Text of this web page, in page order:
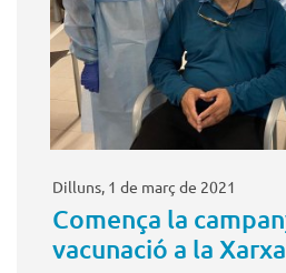
Dilluns, 1 de març de 2021
Comença la
vacunació a la